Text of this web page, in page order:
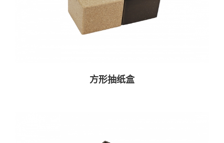
方形抽纸盒